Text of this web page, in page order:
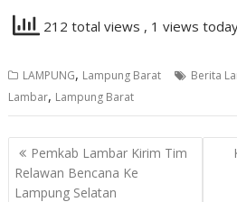
212 total views , 1 views
LAMPUNG, Lampung Barat Berita
Lambar, Lampung Barat
Navigasi
pos
Pemkab Lambar Kirim Tim
Relawan Bencana Ke
Lampung Selatan